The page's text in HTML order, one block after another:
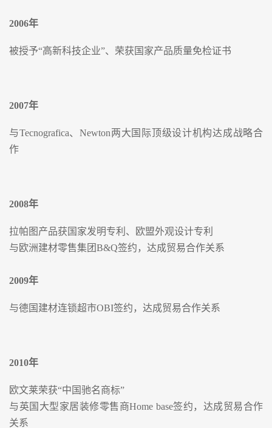
2006年
被授予“高新科技企业”、荣获国家产品质量免检证书
2007年
与Tecnografica、Newton两大国际顶级设计机构达成战略合
作
2008年
拉帕图产品获国家发明专利、欧盟外观设计专利
与欧洲建材零售集团B&Q签约，达成贸易合作关系
2009年
与德国建材连锁超市OBI签约，达成贸易合作关系
2010年
欧文莱荣获“中国驰名商标”
与英国大型家居装修零售商Home base签约，达成贸易合作
关系